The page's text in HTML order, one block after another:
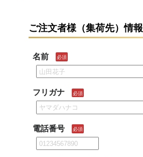
ご注文者様（集荷先）情報
名前 必須
フリガナ 必須
電話番号 必須